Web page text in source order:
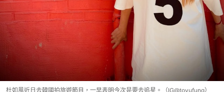
杜如風近日去韓國拍旅遊節目，一早表明今次是要去追星。（IG@toyufung）